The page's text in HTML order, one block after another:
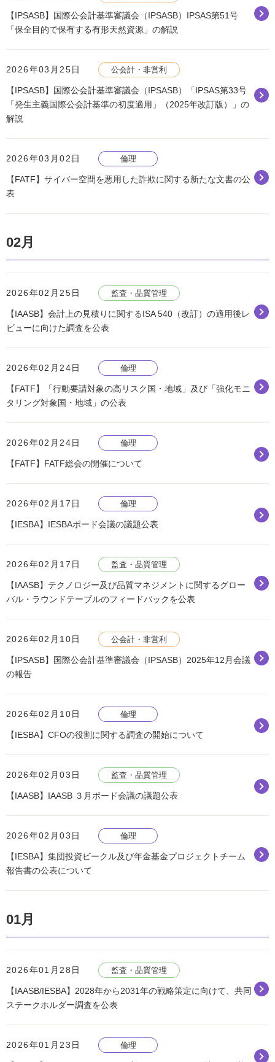
【IPSASB】国際公会計基準審議会（IPSASB）IPSAS第51号
「保全目的で保有する有形天然資源」の解説
2026年03月25日 公会計・非営利
【IPSASB】国際公会計基準審議会（IPSASB）「IPSAS第33号
「発生主義国際公会計基準の初度適用」（2025年改訂版）」の
解説
2026年03月02日 倫理
【FATF】サイバー空間を悪用した詐欺に関する新たな文書の公
表
02月
2026年02月25日 監査・品質管理
【IAASB】会計上の見積りに関するISA 540（改訂）の適用後レ
ビューに向けた調査を公表
2026年02月24日 倫理
【FATF】「行動要請対象の高リスク国・地域」及び「強化モニ
タリング対象国・地域」の公表
2026年02月24日 倫理
【FATF】FATF総会の開催について
2026年02月17日 倫理
【IESBA】IESBAボード会議の議題公表
2026年02月17日 監査・品質管理
【IAASB】テクノロジー及び品質マネジメントに関するグロー
バル・ラウンドテーブルのフィードバックを公表
2026年02月10日 公会計・非営利
【IPSASB】国際公会計基準審議会（IPSASB）2025年12月会議
の報告
2026年02月10日 倫理
【IESBA】CFOの役割に関する調査の開始について
2026年02月03日 監査・品質管理
【IAASB】IAASB ３月ボード会議の議題公表
2026年02月03日 倫理
【IESBA】集団投資ビークル及び年金基金プロジェクトチーム
報告書の公表について
01月
2026年01月28日 監査・品質管理
【IAASB/IESBA】2028年から2031年の戦略策定に向けて、共同
ステークホルダー調査を公表
2026年01月23日 倫理